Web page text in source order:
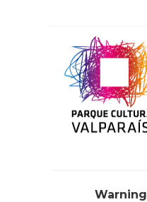
Warning